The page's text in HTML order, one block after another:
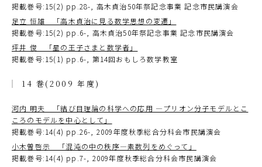
掲載巻号:15(2) pp.28-, 高木貞治50年祭記念事業 記念市民講演会
足立 恒雄 「高木貞治に見る数学思想の変遷」
掲載巻号:15(2) pp.6-, 高木貞治50年祭記念事業 記念市民講演会
坪井 俊 「星の王子さまと数学者」
掲載巻号:15(1) pp.6-, 第14回おもしろ数学教室
14 巻(2009 年度)
河内 明夫 「結び目理論の科学への応用 ―プリオン分子モデルとこ
ころのモデルを中心として」
掲載巻号:14(4) pp.26-, 2009年度秋季総合分科会市民講演会
小木曽啓示 「混沌の中の秩序―素数列をめぐって」
掲載巻号:14(4) pp.7-, 2009年度秋季総合分科会市民講演会